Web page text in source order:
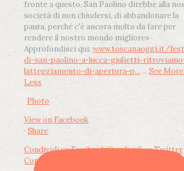
fronte a questo, San Paolino direbbe alla
società di non chiudersi, di abbandonare la
paura, perché c'è ancora molto da fare per
rendere il nostro mondo migliore»
Approfondisci qui: www.toscanaoggi.it/
di-san-paolino-a-lucca-giulietti-
latteggiamento-di-apertura-p... ... See More
Less
Photo
View on Facebook
· Share
Condividi su FacebookCondividi su Twitter
Condividi su LinkedIn